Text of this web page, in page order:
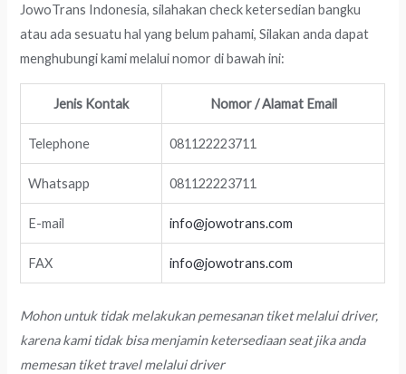
JowoTrans Indonesia, silahakan check ketersedian bangku
atau ada sesuatu hal yang belum pahami, Silakan anda dapat
menghubungi kami melalui nomor di bawah ini:
Jenis Kontak Nomor / Alamat Email
Telephone 081122223711
Whatsapp 081122223711
E-mail info@jowotrans.com
FAX info@jowotrans.com
Mohon untuk tidak melakukan pemesanan tiket melalui driver,
karena kami tidak bisa menjamin ketersediaan seat jika anda
memesan tiket travel melalui driver